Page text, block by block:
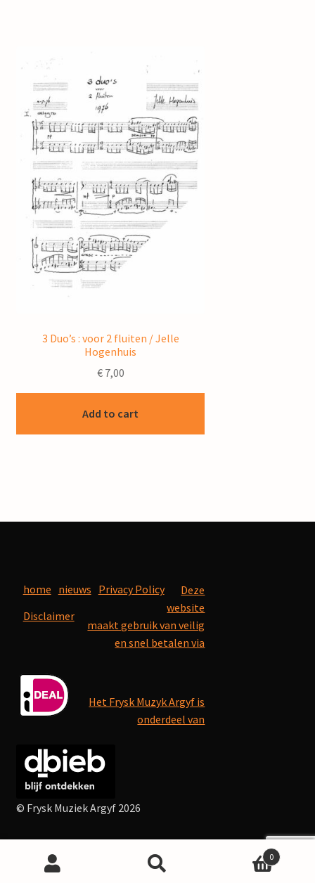
3 Duo’s : voor 2 fluiten / Jelle
Hogenhuis
€7,00
Add to cart
home nieuws Privacy Policy
Disclaimer
Deze
website
maakt gebruik van veilig
en snel betalen via
Het Frysk Muzyk Argyf is
onderdeel van
© Frysk Muziek Argyf 2026
0